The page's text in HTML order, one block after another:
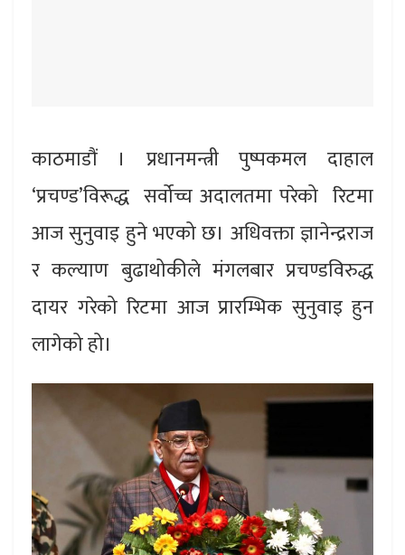
काठमाडौं । प्रधानमन्त्री पुष्पकमल दाहाल
‘प्रचण्ड’विरूद्ध सर्वोच्च अदालतमा परेको रिटमा
आज सुनुवाइ हुने भएको छ। अधिवक्ता ज्ञानेन्द्रराज
र कल्याण बुढाथोकीले मंगलबार प्रचण्डविरुद्ध
दायर गरेको रिटमा आज प्रारम्भिक सुनुवाइ हुन
लागेको हो।